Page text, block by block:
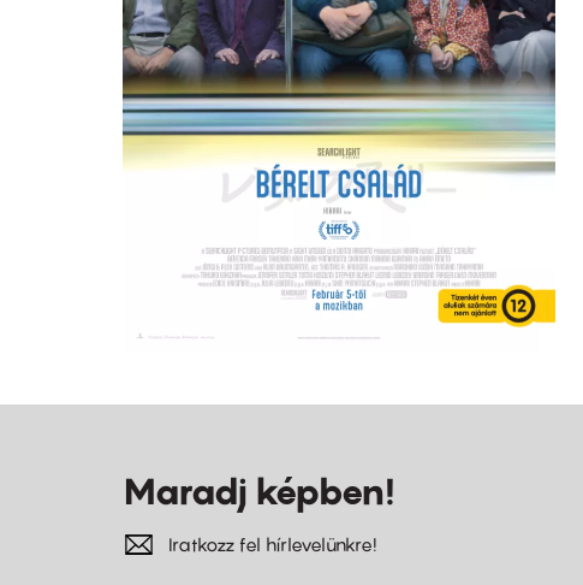
Maradj képben!
Iratkozz fel hírlevelünkre!